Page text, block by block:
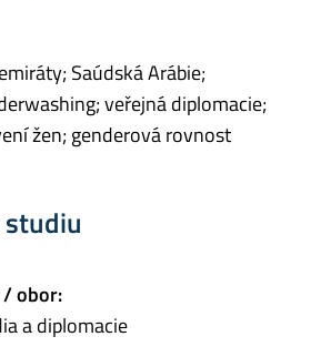
Saúdská Arábie;
veřejná diplomacie;
žen; genderová rovnost
obor:
a diplomacie